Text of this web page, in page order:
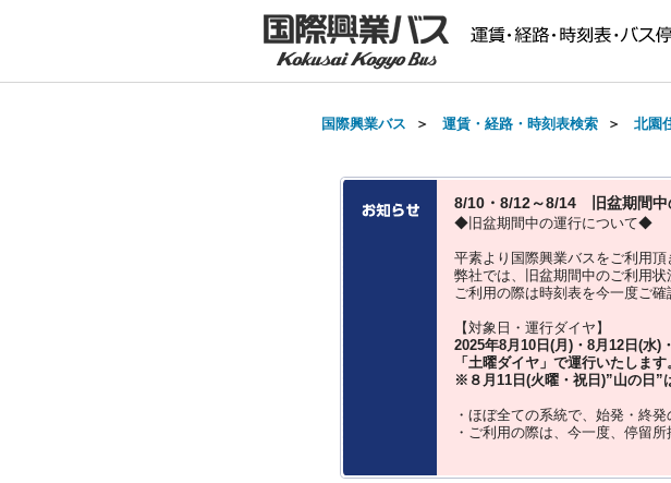
国際興業バス ＞ 運賃・経路・時刻表検索 ＞ 北園
8/10・8/12～8/14 旧盆期間中
◆旧盆期間中の運行について◆
平素より国際興業バスをご利用頂
弊社では、旧盆期間中のご利用状
ご利用の際は時刻表を今一度ご
【対象日・運行ダイヤ】
2025年8月10日(月)・8月12日(水)
「土曜ダイヤ」 で運行いたします
※８月11日(火曜・祝日)”山の日 ”
・ほぼ全ての系統で、始発・終発
・ご利用の際は、今一度、 停留所